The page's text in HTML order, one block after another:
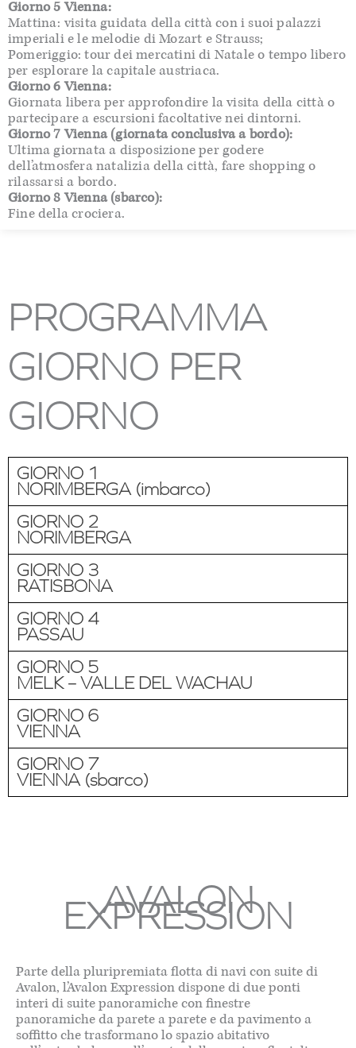
Giorno 5 Vienna:
Mattina: visita guidata della città con i suoi palazzi
imperiali e le melodie di Mozart e Strauss;
Pomeriggio: tour dei mercatini di Natale o tempo libero
per esplorare la capitale austriaca.
Giorno 6 Vienna:
Giornata libera per approfondire la visita della città o
partecipare a escursioni facoltative nei dintorni.
Giorno 7 Vienna (giornata conclusiva a bordo):
Ultima giornata a disposizione per godere
dell’atmosfera natalizia della città, fare shopping o
rilassarsi a bordo.
Giorno 8 Vienna (sbarco):
Fine della crociera.
PROGRAMMA
GIORNO PER
GIORNO
GIORNO 1
NORIMBERGA (imbarco)
GIORNO 2
NORIMBERGA
GIORNO 3
RATISBONA
GIORNO 4
PASSAU
GIORNO 5
MELK – VALLE DEL WACHAU
GIORNO 6
VIENNA
GIORNO 7
VIENNA (sbarco)
AVALON
EXPRESSION
Parte della pluripremiata flotta di navi con suite di
Avalon, l’Avalon Expression dispone di due ponti
interi di suite panoramiche con finestre
panoramiche da parete a parete e da pavimento a
soffitto che trasformano lo spazio abitativo